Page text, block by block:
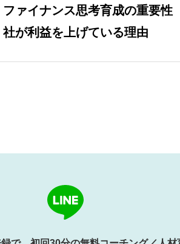
ファイナンス思考育成の重要性
社が利益を上げている理由